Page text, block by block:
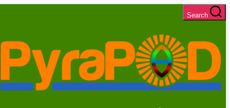
Skip
to
Search